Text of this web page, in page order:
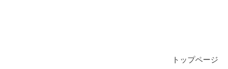
トップページ